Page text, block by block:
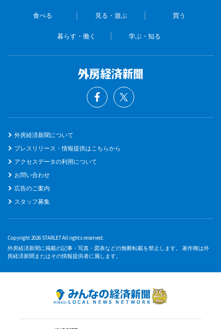
食べる 見る・遊ぶ 買う
暮らす・働く 学ぶ・知る
外房経済新聞について
プレスリリース・情報提供はこちらから
アクセスデータの利用について
お問い合わせ
広告のご案内
スタッフ募集
Copyright 2026 STARLET All rights reserved.
外房経済新聞に掲載の記事・写真・図表などの無断転載を禁止します。 著作権は外
房経済新聞またはその情報提供者に属します。